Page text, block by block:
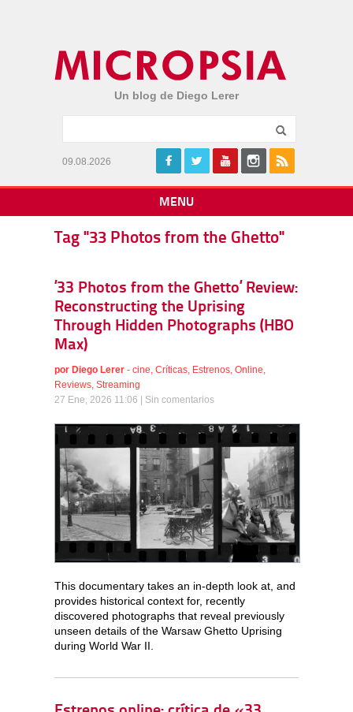
Un blog de Diego Lerer
09.08.2026
MENU
Tag "33 Photos from the Ghetto"
’33 Photos from the Ghetto’ Review:
Reconstructing the Uprising
Through Hidden Photographs (HBO
Max)
por Diego Lerer - cine, Críticas, Estrenos, Online,
Reviews, Streaming
27 Ene, 2026 11:06 | Sin comentarios
This documentary takes an in-depth look at, and
provides historical context for, recently
discovered photographs that reveal previously
unseen details of the Warsaw Ghetto Uprising
during World War II.